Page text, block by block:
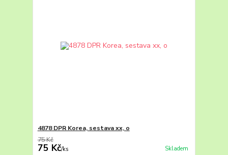
4878 DPR Korea, sestava xx, o
75 Kč
75 Kč/ks Skladem